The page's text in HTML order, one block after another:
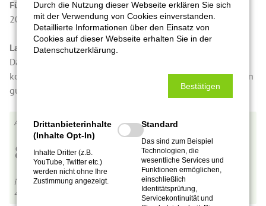
Füllmenge in Mililiter
200 ml
Lagerung/Qualitätshinweis
Da es ein Naturprodukt ist, kann es zu Ablagerungen
kommen, oder es kann sich eine Essigmutter bilden, was ein
gutes Zeichen ist.
E0023
8,90€
inkl. MwSt.,zzgl. Versandkosten
4,45
Durch die Nutzung dieser Webseite erklären Sie sich
mit der Verwendung von Cookies einverstanden.
Detaillierte Informationen über den Einsatz von
Cookies auf dieser Webseite erhalten Sie in der
Datenschutzerklärung.
Bestätigen
Drittanbieterinhalte
(Inhalte Opt-In)
Inhalte Dritter (z.B.
YouTube, Twitter etc.)
werden nicht ohne Ihre
Zustimmung angezeigt.
Standard
Das sind zum Beispiel
Technologien, die
wesentliche Services und
Funktionen ermöglichen,
einschließlich
Identitätsprüfung,
Servicekontinuität und